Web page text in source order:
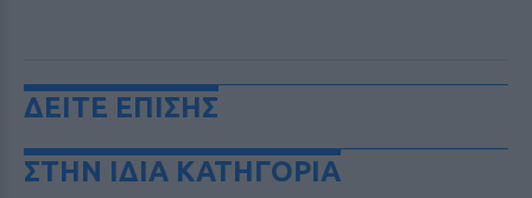
ΔΕΙΤΕ ΕΠΙΣΗΣ
ΣΤΗΝ ΙΔΙΑ ΚΑΤΗΓΟΡΙΑ